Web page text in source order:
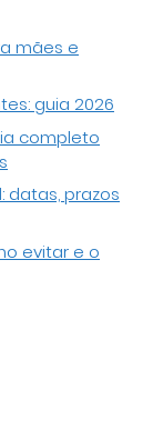
mães e
guia 2026
completo
datas, prazos
evitar e o